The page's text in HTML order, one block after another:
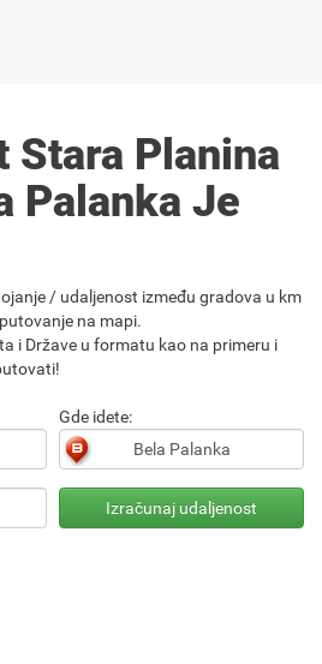
Stara Planina
Palanka Je
/ udaljenost između gradova u km
na mapi.
i Države u formatu kao na primeru i
Gde idete: